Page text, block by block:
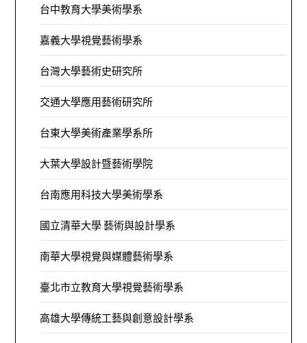
台中教育大學美術學系
嘉義大學視覺藝術學系
台灣大學藝術史研究所
交通大學應用藝術研究所
台東大學美術產業學系所
大葉大學設計暨藝術學院
台南應用科技大學美術學系
國立清華大學 藝術與設計學系
南華大學視覺與媒體藝術學系
臺北市立教育大學視覺藝術學系
高雄大學傳統工藝與創意設計學系